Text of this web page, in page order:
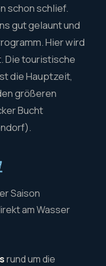
schon schlief.
gut gelaunt und
Hier wird
Die touristische
die Hauptzeit,
größeren
Bucht
Saison
am Wasser
rund um die